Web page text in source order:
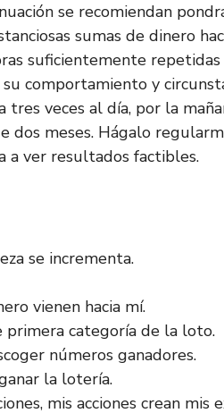
se recomiendan
sumas de dinero
suficientemente
comportamiento y
tres veces al día, por la
dos meses. Hágalo
a ver resultados factibles.
se incrementa.
vienen hacia mí.
primera categoría de la loto.
números ganadores.
la lotería.
mis acciones crean mis